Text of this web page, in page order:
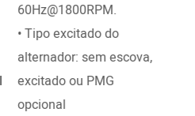
60Hz@1800RPM.
• Tipo excitado do
alternador: sem escova,
excitado ou PMG
opcional